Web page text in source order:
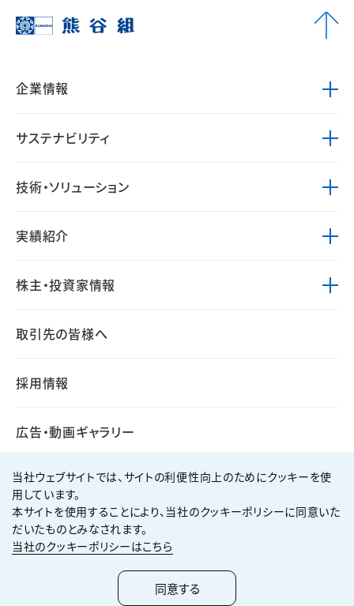
企業情報
サステナビリティ
技術・ソリューション
実績紹介
株主・投資家情報
取引先の皆様へ
採用情報
広告・動画ギャラリー
個人情報保護方針
サイト利用規約
サイトマップ
2026KUMAGAI GUMI CO.,LTD All Rights Reserved.
当社ウェブサイトでは、サイトの利便性向上のためにクッキーを使
用しています。
本サイトを使用することにより、当社のクッキーポリシーに同意いた
だいたものとみなされます。
当社のクッキーポリシーはこちら
同意する